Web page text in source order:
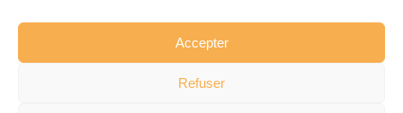
Accepter
Refuser